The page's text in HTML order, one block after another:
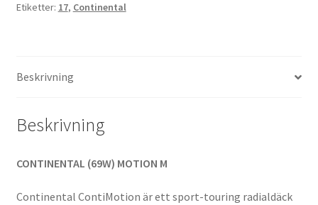
Etiketter: 17, Continental
Beskrivning
Beskrivning
CONTINENTAL (69W) MOTION M
Continental ContiMotion är ett sport-touring radialdäck